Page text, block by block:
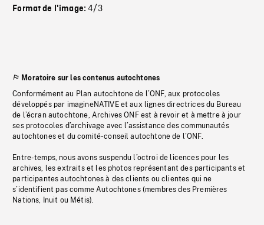
Format de l'image:4/3
Moratoire sur les contenus autochtones
Conformément au Plan autochtone de l’ONF, aux protocoles
développés par imagineNATIVE et aux lignes directrices du Bureau
de l’écran autochtone, Archives ONF est à revoir et à mettre à jour
ses protocoles d’archivage avec l’assistance des communautés
autochtones et du comité-conseil autochtone de l’ONF.
Entre-temps, nous avons suspendu l’octroi de licences pour les
archives, les extraits et les photos représentant des participants et
participantes autochtones à des clients ou clientes qui ne
s’identifient pas comme Autochtones (membres des Premières
Nations, Inuit ou Métis).